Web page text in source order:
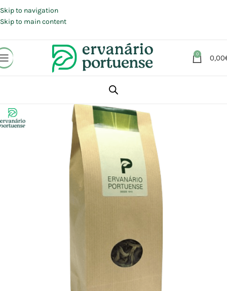
Skip to navigation
Skip to main content
0 0,00